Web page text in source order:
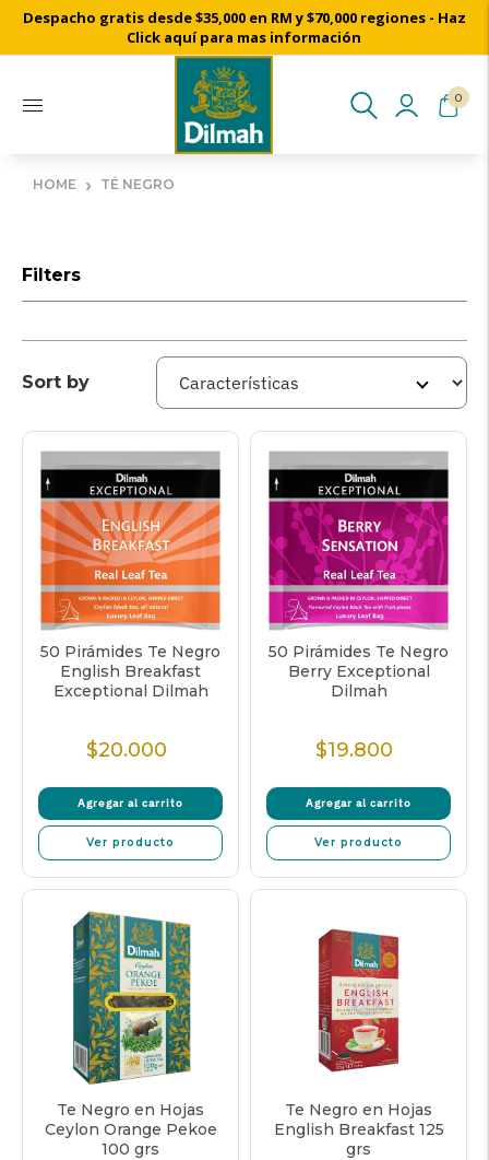
Despacho gratis desde $35,000 en RM y $70,000 regiones - Haz
Click aquí para mas información
0
HOME › TÉ NEGRO
Filters
Sort by
50 Pirámides Te Negro
English Breakfast
Exceptional Dilmah
Precio
$20.000
Agregar al carrito
Ver producto
50 Pirámides Te Negro
Berry Exceptional
Dilmah
Precio
$19.800
Agregar al carrito
Ver producto
Te Negro en Hojas
Ceylon Orange Pekoe
100 grs
Te Negro en Hojas
English Breakfast 125
grs